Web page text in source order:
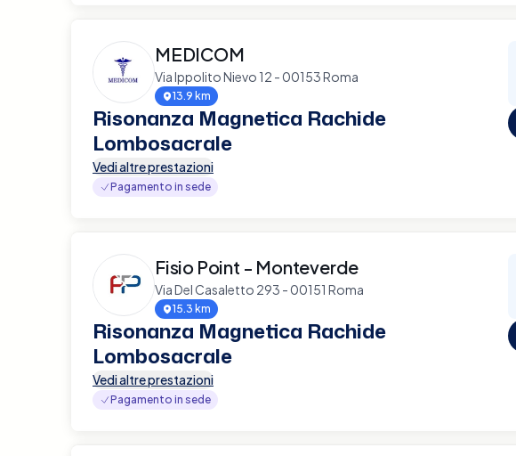
MEDICOM
Via Ippolito Nievo 12 - 00153 Roma
13.9 km
Risonanza Magnetica Rachide
Lombosacrale
Vedi altre prestazioni
Pagamento in sede
Fisio Point - Monteverde
Via Del Casaletto 293 - 00151 Roma
15.3 km
Risonanza Magnetica Rachide
Lombosacrale
Vedi altre prestazioni
Pagamento in sede